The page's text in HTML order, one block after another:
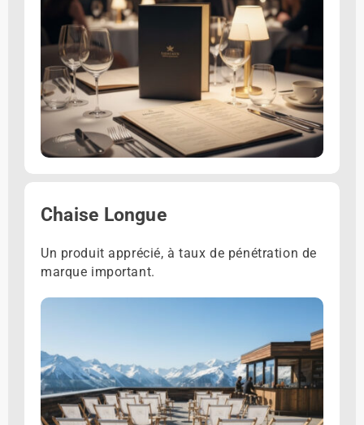
Chaise Longue
Un produit apprécié, à taux de pénétration de
marque important.